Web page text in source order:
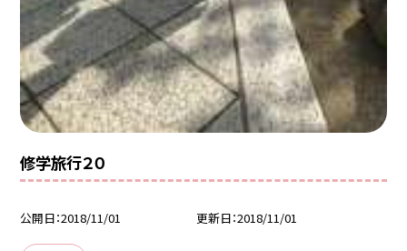
修学旅行２０
公開日 2018/11/01 更新日 2018/11/01